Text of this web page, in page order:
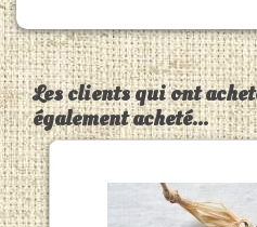
Les clients qui ont
également acheté...